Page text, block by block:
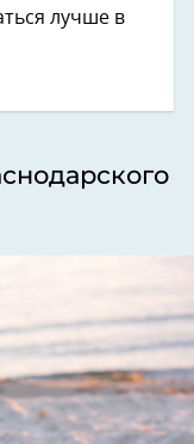
лучше в